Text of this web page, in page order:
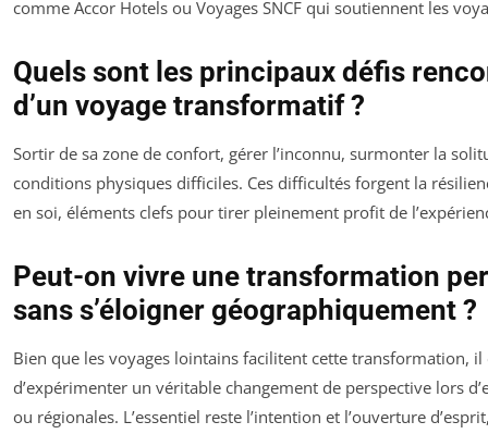
comme Accor Hotels ou Voyages SNCF qui soutiennent les
Quels sont les principaux défis
d’un voyage transformatif ?
Sortir de sa zone de confort, gérer l’inconnu, surmonter la
conditions physiques difficiles. Ces difficultés forgent la
en soi, éléments clefs pour tirer pleinement profit de
Peut-on vivre une transformation
sans s’éloigner géographiquement ?
Bien que les voyages lointains facilitent cette transformation, il
d’expérimenter un véritable changement de perspective lors
ou régionales. L’essentiel reste l’intention et l’ouverture